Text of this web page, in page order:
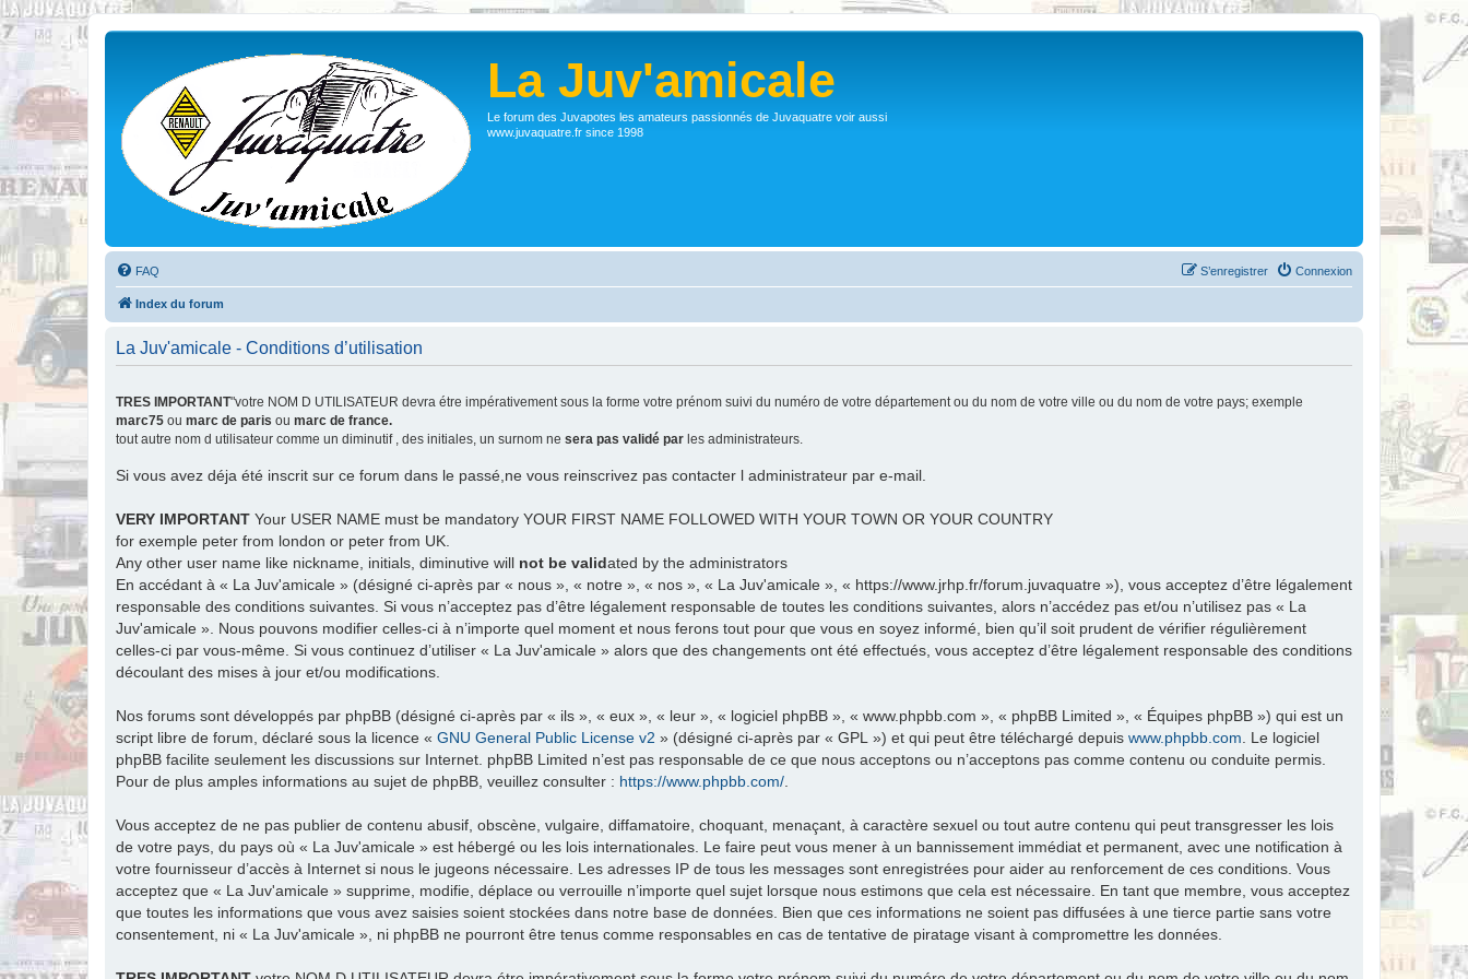
La Juv'amicale
Le forum des Juvapotes les amateurs passionnés de Juvaquatre voir aussi
www.juvaquatre.fr since 1998
FAQ Connexion
S’enregistrer
Index du forum
La Juv'amicale - Conditions d’utilisation
TRES IMPORTANT"votre NOM D UTILISATEUR devra étre impérativement sous la forme votre prénom suivi du numéro de votre département ou du nom de votre ville ou du nom de votre pays; exemple
marc75 ou marc de paris ou marc de france.
tout autre nom d utilisateur comme un diminutif , des initiales, un surnom ne sera pas validé par les administrateurs.
Si vous avez déja été inscrit sur ce forum dans le passé,ne vous reinscrivez pas contacter l administrateur par e-mail.
VERY IMPORTANT Your USER NAME must be mandatory YOUR FIRST NAME FOLLOWED WITH YOUR TOWN OR YOUR COUNTRY
for exemple peter from london or peter from UK.
Any other user name like nickname, initials, diminutive will not be validated by the administrators
En accédant à « La Juv'amicale » (désigné ci-après par « nous », « notre », « nos », « La Juv'amicale », « https://www.jrhp.fr/forum.juvaquatre »), vous acceptez d’être légalement
responsable des conditions suivantes. Si vous n’acceptez pas d’être légalement responsable de toutes les conditions suivantes, alors n’accédez pas et/ou n’utilisez pas « La
Juv'amicale ». Nous pouvons modifier celles-ci à n’importe quel moment et nous ferons tout pour que vous en soyez informé, bien qu’il soit prudent de vérifier régulièrement
celles-ci par vous-même. Si vous continuez d’utiliser « La Juv'amicale » alors que des changements ont été effectués, vous acceptez d’être légalement responsable des conditions
découlant des mises à jour et/ou modifications.
Nos forums sont développés par phpBB (désigné ci-après par « ils », « eux », « leur », « logiciel phpBB », « www.phpbb.com », « phpBB Limited », « Équipes phpBB ») qui est un
script libre de forum, déclaré sous la licence « GNU General Public License v2 » (désigné ci-après par « GPL ») et qui peut être téléchargé depuis www.phpbb.com. Le logiciel
phpBB facilite seulement les discussions sur Internet. phpBB Limited n’est pas responsable de ce que nous acceptons ou n’acceptons pas comme contenu ou conduite permis.
Pour de plus amples informations au sujet de phpBB, veuillez consulter : https://www.phpbb.com/.
Vous acceptez de ne pas publier de contenu abusif, obscène, vulgaire, diffamatoire, choquant, menaçant, à caractère sexuel ou tout autre contenu qui peut transgresser les lois
de votre pays, du pays où « La Juv'amicale » est hébergé ou les lois internationales. Le faire peut vous mener à un bannissement immédiat et permanent, avec une notification à
votre fournisseur d’accès à Internet si nous le jugeons nécessaire. Les adresses IP de tous les messages sont enregistrées pour aider au renforcement de ces conditions. Vous
acceptez que « La Juv'amicale » supprime, modifie, déplace ou verrouille n’importe quel sujet lorsque nous estimons que cela est nécessaire. En tant que membre, vous acceptez
que toutes les informations que vous avez saisies soient stockées dans notre base de données. Bien que ces informations ne soient pas diffusées à une tierce partie sans votre
consentement, ni « La Juv'amicale », ni phpBB ne pourront être tenus comme responsables en cas de tentative de piratage visant à compromettre les données.